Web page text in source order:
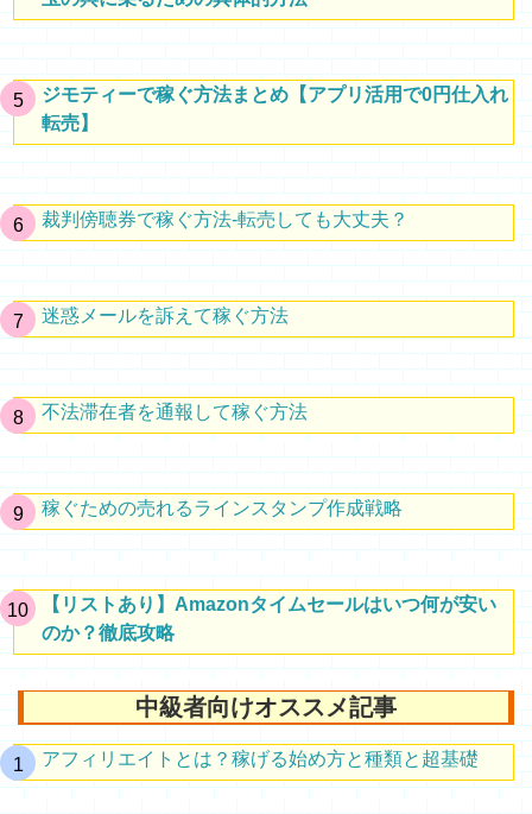
ジモティーで稼ぐ方法まとめ【アプリ活用で0円仕入れ
転売】
裁判傍聴券で稼ぐ方法-転売しても大丈夫？
迷惑メールを訴えて稼ぐ方法
不法滞在者を通報して稼ぐ方法
稼ぐための売れるラインスタンプ作成戦略
【リストあり】Amazonタイムセールはいつ何が安い
のか？徹底攻略
中級者向けオススメ記事
アフィリエイトとは？稼げる始め方と種類と超基礎